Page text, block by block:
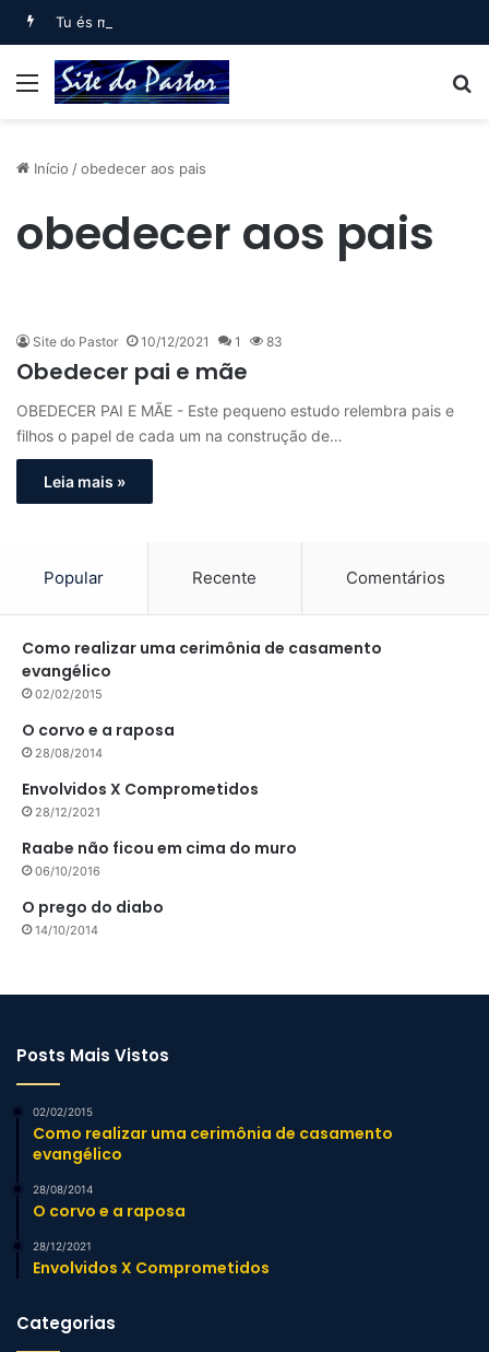
Tu és meu filho, Eu hoje te gerei (Salmo 2)
Menu
Início /obedecer aos pais
obedecer aos pais
Site do Pastor 10/12/2021 1 83
Obedecer pai e mãe
OBEDECER PAI E MÃE - Este pequeno estudo relembra pais e
filhos o papel de cada um na construção de…
Leia mais »
Popular Recente Comentários
Como realizar uma cerimônia de casamento
evangélico
02/02/2015
O corvo e a raposa
28/08/2014
Envolvidos X Comprometidos
28/12/2021
Raabe não ficou em cima do muro
06/10/2016
O prego do diabo
14/10/2014
Posts Mais Vistos
02/02/2015
Como realizar uma cerimônia de casamento
evangélico
28/08/2014
O corvo e a raposa
28/12/2021
Envolvidos X Comprometidos
Categorias